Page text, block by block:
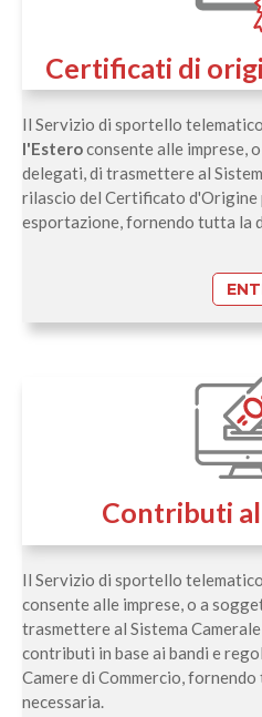
Certificati di
Il Servizio di sportello telematico
l'Esteroconsente alle imprese,
delegati, di trasmettere al
rilascio del Certificato d'Origine
esportazione, fornendo tutta la
Contributi
Il Servizio di sportello telematico
consente alle imprese, o a
trasmettere al Sistema
contributi in base ai bandi e
Camere di Commercio,
necessaria.